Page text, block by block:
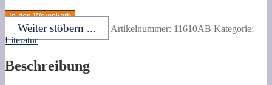
Hans.
Die
indische
Harfe.
In den Warenkorb
Weiter stöbern ... Artikelnummer: 11610AB Kategorie:
Literatur
Beschreibung